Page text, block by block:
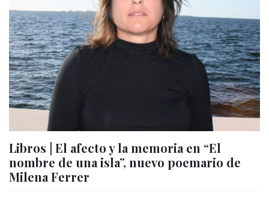
Libros | El afecto y la memoria en “El
nombre de una isla”, nuevo poemario de
Milena Ferrer